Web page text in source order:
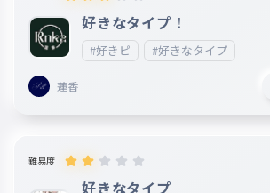
好きなタイプ！
#好きピ #好きなタイプ
蓮香
難易度
好きなタイプ